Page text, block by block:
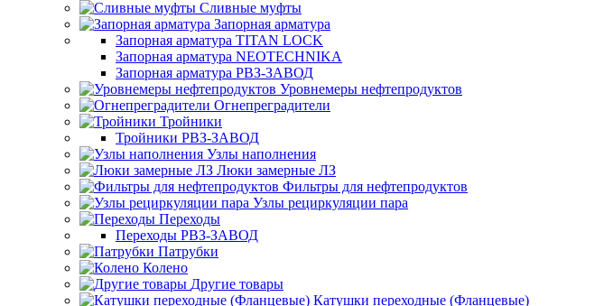
Сливные муфты
Запорная арматура
Запорная арматура TITAN LOCK
Запорная арматура NEOTECHNIKA
Запорная арматура РВЗ-ЗАВОД
Уровнемеры нефтепродуктов
Огнепреградители
Тройники
Тройники РВЗ-ЗАВОД
Узлы наполнения
Люки замерные ЛЗ
Фильтры для нефтепродуктов
Узлы рециркуляции пара
Переходы
Переходы РВЗ-ЗАВОД
Патрубки
Колено
Другие товары
Катушки переходные (Фланцевые)